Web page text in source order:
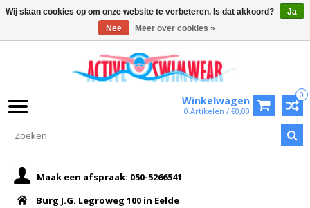
0
Winkelwagen
0 Artikelen / €0,00
Maak een afspraak: 050-5266541
Burg J.G. Legroweg 100 in Eelde
Wij slaan cookies op om onze website te verbeteren. Is dat akkoord?
Ja
Nee
Meer over cookies »